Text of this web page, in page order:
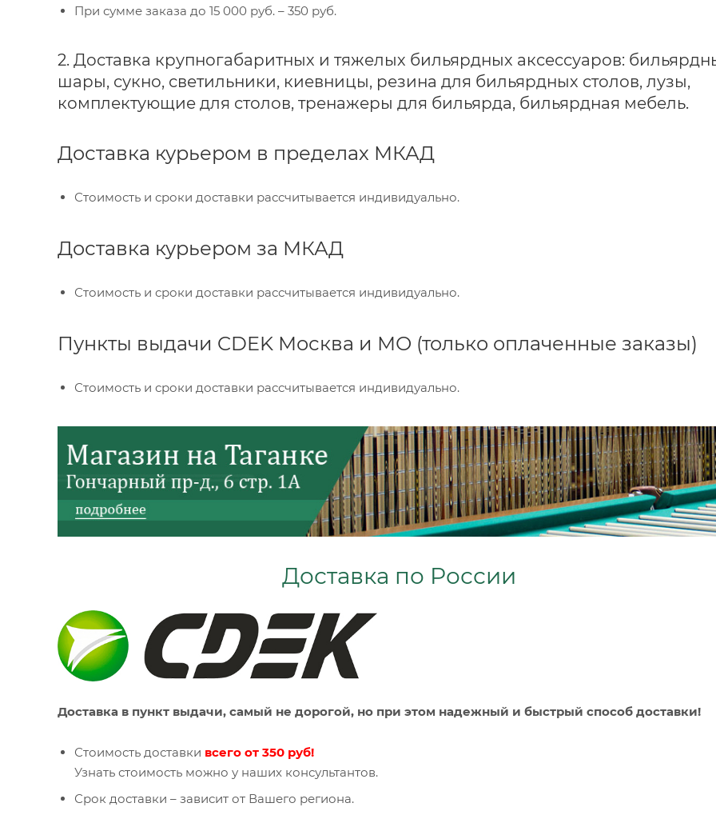
При сумме заказа до 15 000 руб. – 350 руб.
2. Доставка крупногабаритных и тяжелых бильярдных аксессуаров:
шары, сукно, светильники, киевницы, резина для бильярдных столов, лузы,
комплектующие для столов, тренажеры для бильярда, бильярдная мебель.
Доставка курьером в пределах МКАД
Стоимость и сроки доставки рассчитывается индивидуально.
Доставка курьером за МКАД
Стоимость и сроки доставки рассчитывается индивидуально.
Пункты выдачи CDEK Москва и МО (только оплаченные заказы)
Стоимость и сроки доставки рассчитывается индивидуально.
Доставка по России
Доставка в пункт выдачи, самый не дорогой, но при этом надежный и быстрый способ доставки!
Стоимость доставки всего от 350 руб!
Узнать стоимость можно у наших консультантов.
Срок доставки – зависит от Вашего региона.